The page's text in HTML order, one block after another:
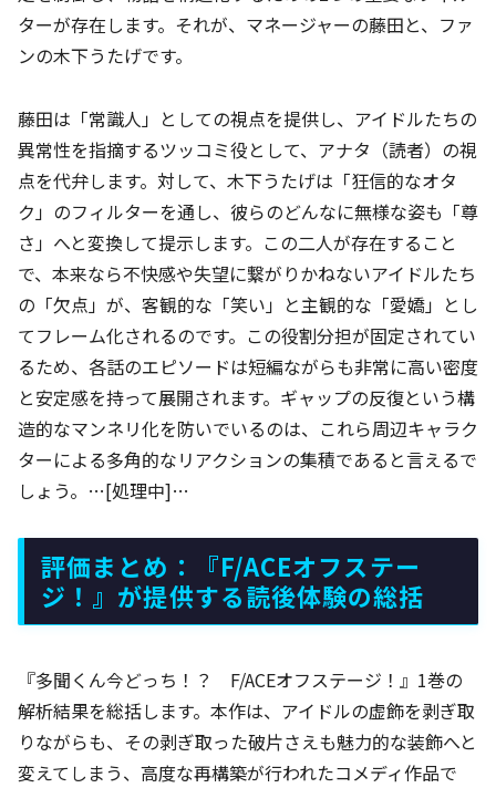
ターが存在します。それが、マネージャーの藤田と、ファ
ンの木下うたげです。
藤田は「常識人」としての視点を提供し、アイドルたちの
異常性を指摘するツッコミ役として、アナタ（読者）の視
点を代弁します。対して、木下うたげは「狂信的なオタ
ク」のフィルターを通し、彼らのどんなに無様な姿も「尊
さ」へと変換して提示します。この二人が存在すること
で、本来なら不快感や失望に繋がりかねないアイドルたち
の「欠点」が、客観的な「笑い」と主観的な「愛嬌」とし
てフレーム化されるのです。この役割分担が固定されてい
るため、各話のエピソードは短編ながらも非常に高い密度
と安定感を持って展開されます。ギャップの反復という構
造的なマンネリ化を防いでいるのは、これら周辺キャラク
ターによる多角的なリアクションの集積であると言えるで
しょう。…[処理中]…
評価まとめ：『F/ACEオフステー
ジ！』が提供する読後体験の総括
『多聞くん今どっち！？ F/ACEオフステージ！』1巻の
解析結果を総括します。本作は、アイドルの虚飾を剥ぎ取
りながらも、その剥ぎ取った破片さえも魅力的な装飾へと
変えてしまう、高度な再構築が行われたコメディ作品で